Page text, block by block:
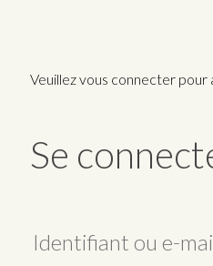
Veuillez vous connecter pour
Se
Identifiant ou e-